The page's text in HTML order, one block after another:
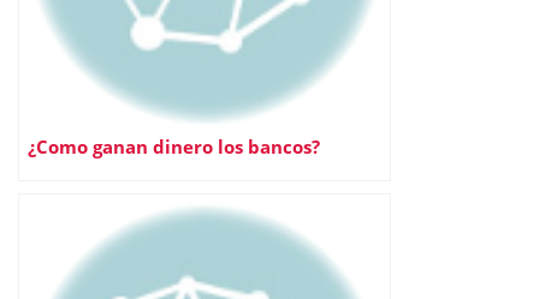
¿Como ganan dinero los bancos?